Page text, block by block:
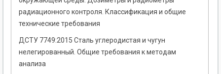
радиационного контроля. Классификация и общие
технические требования
ДСТУ 7749:2015 Сталь углеродистая и чугун
нелегированный. Общие требования к методам
анализа